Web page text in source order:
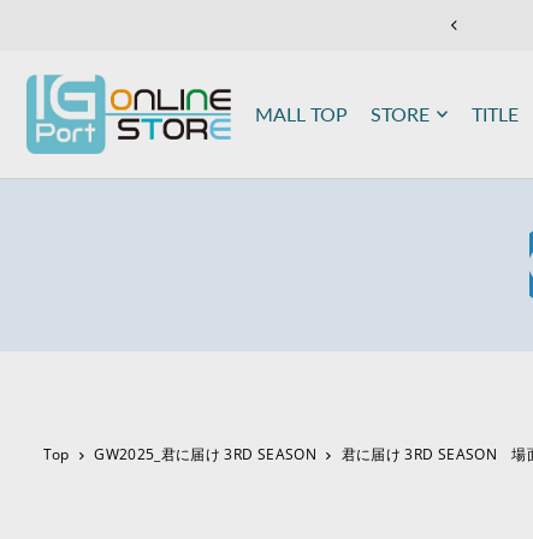
TRANSLATION MISSING: JA.ACCESSIBILITY.SKIP_TO_TEXT
MALL TOP STORE TITLE
Top GW2025_君に届け 3RD SEASON 君に届け 3RD SEASON 場